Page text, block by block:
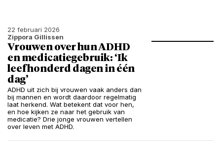
22 februari 2026
Zippora Gillissen
Vrouwen over hun ADHD
en medicatiegebruik: ‘Ik
leef honderd dagen in één
dag’
ADHD uit zich bij vrouwen vaak anders dan
bij mannen en wordt daardoor regelmatig
laat herkend. Wat betekent dat voor hen,
en hoe kijken ze naar het gebruik van
medicatie? Drie jonge vrouwen vertellen
over leven met ADHD.